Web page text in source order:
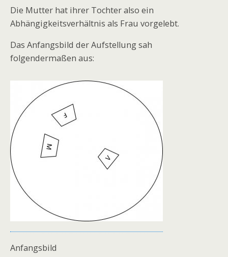
Die Mutter hat ihrer Tochter also ein
Abhängigkeitsverhältnis als Frau vorgelebt.
Das Anfangsbild der Aufstellung sah
folgendermaßen aus:
Anfangsbild